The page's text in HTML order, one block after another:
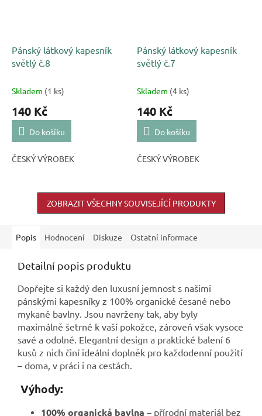
Pánský látkový kapesník
světlý č.8
Skladem (1 ks)
140 Kč
Do košíku
ČESKÝ VÝROBEK
Pánský látkový kapesník
světlý č.7
Skladem (4 ks)
140 Kč
Do košíku
ČESKÝ VÝROBEK
ZOBRAZIT VŠECHNY SOUVISEJÍCÍ PRODUKTY
Popis Hodnocení Diskuze Ostatní informace
Detailní popis produktu
Dopřejte si každý den luxusní jemnost s našimi
pánskými kapesníky z 100% organické česané nebo
mykané bavlny. Jsou navrženy tak, aby byly
maximálně šetrné k vaší pokožce, zároveň však vysoce
savé a odolné. Elegantní design a praktické balení 6
kusů z nich činí ideální doplněk pro každodenní použití
– doma, v práci i na cestách.
Výhody:
100% organická bavlna – přírodní materiál bez